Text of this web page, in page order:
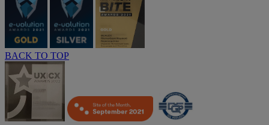
BACK TO TOP